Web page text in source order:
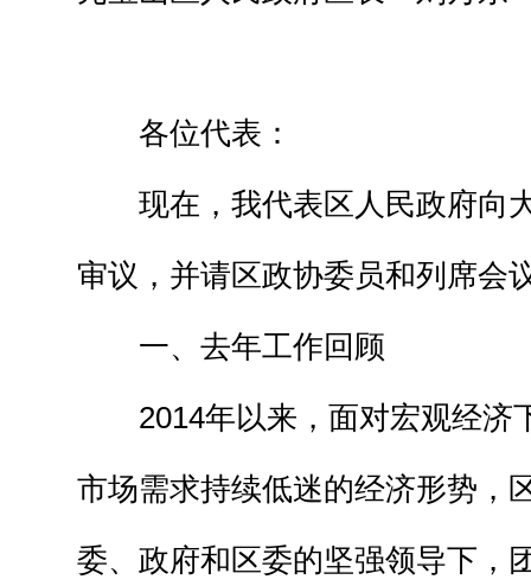
各位代表：
现在，我代表区人民政府向
审议，并请区政协委员和列席会
一、去年工作回顾
2014年以来，面对宏观经济
市场需求持续低迷的经济形势，
委、政府和区委的坚强领导下，